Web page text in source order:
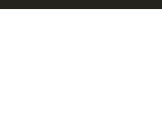
ha fornito loro o
loro servizi.